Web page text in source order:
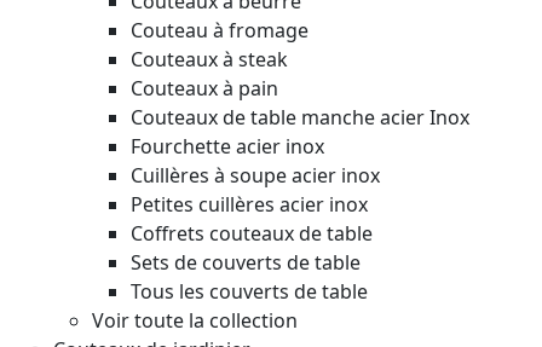
Couteau à fromage
Couteaux à steak
Couteaux à pain
Couteaux de table manche acier Inox
Fourchette acier inox
Cuillères à soupe acier inox
Petites cuillères acier inox
Coffrets couteaux de table
Sets de couverts de table
Tous les couverts de table
Voir toute la collection